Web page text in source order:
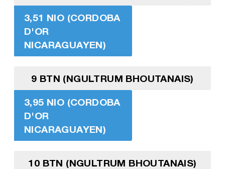
3,51 NIO (CORDOBA
D'OR
NICARAGUAYEN)
9 BTN (NGULTRUM BHOUTANAIS)
3,95 NIO (CORDOBA
D'OR
NICARAGUAYEN)
10 BTN (NGULTRUM BHOUTANAIS)